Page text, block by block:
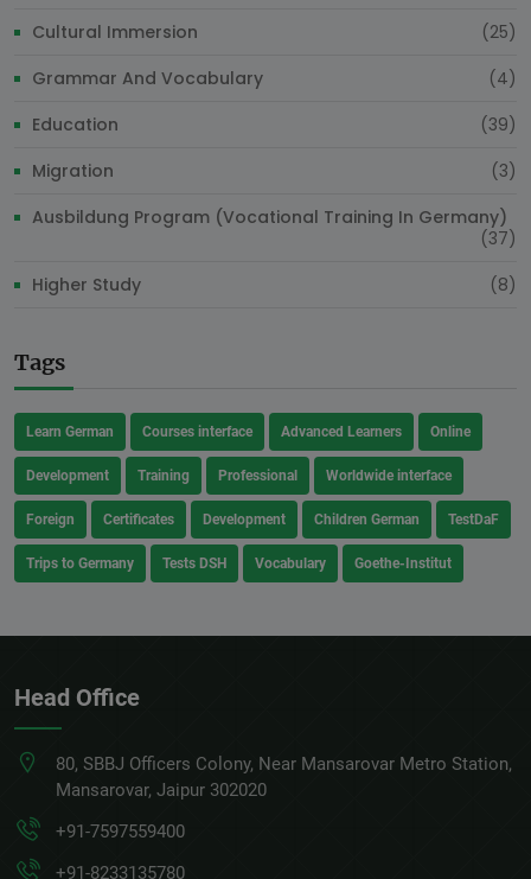
Cultural Immersion
(25)
Grammar And Vocabulary
(4)
Education
(39)
Migration
(3)
Ausbildung Program (Vocational Training In Germany)
(37)
Higher Study
(8)
Tags
Learn German Courses interface Advanced Learners Online
Development Training Professional Worldwide interface
Foreign Certificates Development Children German TestDaF
Trips to Germany Tests DSH Vocabulary Goethe-Institut
Head Office
80, SBBJ Officers Colony, Near Mansarovar Metro Station,
Mansarovar, Jaipur 302020
+91-7597559400
+91-8233135780